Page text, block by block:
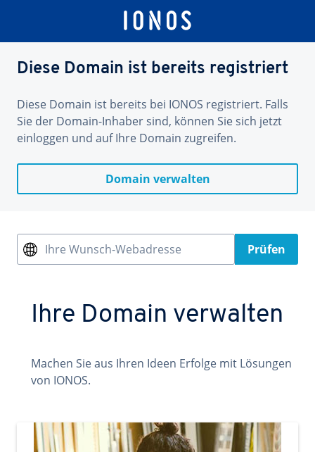
Diese Domain ist bereits registriert
Diese Domain ist bereits bei IONOS registriert. Falls
Sie der Domain-Inhaber sind, können Sie sich jetzt
einloggen und auf Ihre Domain zugreifen.
Domain verwalten
Ihre Wunsch-Webadresse Prüfen
Ihre Domain verwalten
Machen Sie aus Ihren Ideen Erfolge mit Lösungen
von IONOS.